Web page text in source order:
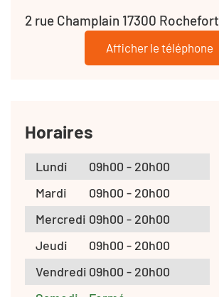
2 rue Champlain 17300 Rochefort
Afficher le téléphone
Horaires
Lundi
09h00 - 20h00
Mardi
09h00 - 20h00
Mercredi 09h00 - 20h00
Jeudi
09h00 - 20h00
Vendredi 09h00 - 20h00